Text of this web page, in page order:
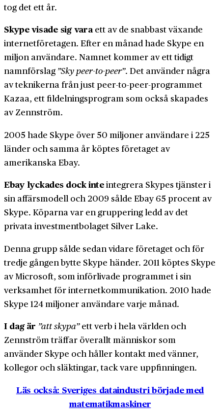
tog det ett år.
Skype visade sig varaett av de snabbast växande
internet­företagen. Efter en månad hade Skype en
miljon användare. Namnet kommer av ett tidigt
namn­förslag ”Sky peer-to-peer”. Det använder några
av teknikerna från just peer-to-­peer-­programmet
Kazaa, ett fil­delnings­program som också skapades
av Zennström.
2005 hade Skype över 50 miljoner användare i 225
länder och samma år köptes företaget av
amerikanska Ebay.
Ebay lyckades dock inteintegrera Skypes tjänster i
sin affärs­modell och 2009 sålde Ebay 65 procent av
Skype. Köparna var en gruppering ledd av det
privata investment­bolaget Silver Lake.
Denna grupp sålde sedan vidare företaget och för
tredje gången bytte Skype händer. 2011 köptes Skype
av Microsoft, som införlivade programmet i sin
verksamhet för internet­kommunikation. 2010 hade
Skype 124 miljoner användare varje månad.
I dag är ”att skypa”ett verb i hela världen och
Zennström träffar överallt människor som
använder Skype och håller kontakt med vänner,
kollegor och släktingar, tack vare uppfinningen.
Läs också: Sveriges data­industri började med
matematikmaskiner